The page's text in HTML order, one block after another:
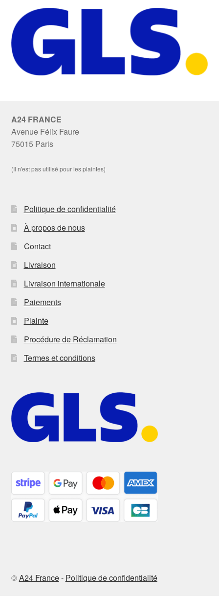
A24 FRANCE
Avenue Félix Faure
75015 Paris
(Il n'est pas utilisé pour les plaintes)
Politique de confidentialité
À propos de nous
Contact
Livraison
Livraison internationale
Paiements
Plainte
Procédure de Réclamation
Termes et conditions
©A24 France- Politique de confidentialité